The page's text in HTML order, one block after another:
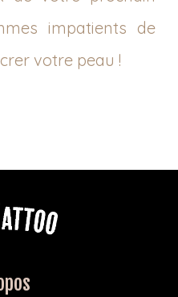
impatients de
votre peau !